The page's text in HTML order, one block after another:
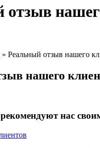
отзыв
» Реальный отзыв нашего
нашего
нас